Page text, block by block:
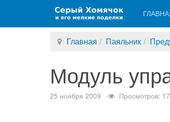
Главная Паяльник
Модуль
25 ноября 2009 Просмотров: